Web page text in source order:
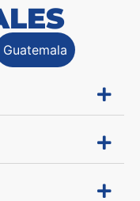
Guatemala